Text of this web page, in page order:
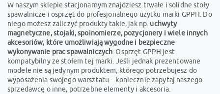
W naszym sklepie stacjonarnym znajdziesz trwałe i solidne stoły
spawalnicze i osprzęt do profesjonalnego użytku marki GPPH. Do
niego możesz zaliczyć produkty takie, jak np. uchwyty
magnetyczne, stojaki, spoinomierze, pozycjonery i wiele innych
akcesoriów, które umożliwiają wygodne i bezpieczne
wykonywanie prac spawalniczych. Osprzęt GPPH jest
kompatybilny ze stołem tej marki. Jeśli jednak prezentowane
modele nie są jedynym produktem, którego potrzebujesz do
wyposażenia swojego warsztatu – koniecznie zapytaj naszego
sprzedawcę o inne, potrzebne elementy i akcesoria.